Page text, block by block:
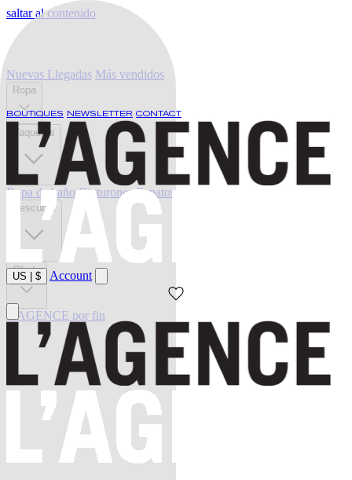
saltar al contenido
BOUTIQUES NEWSLETTER CONTACT
US $ Account
Nuevas Llegadas Más vendidos
Ropa
Vaqueros
Ropa de baño Cinturones Zapatos
Descubrir
Oferta
L'AGENCE por fin